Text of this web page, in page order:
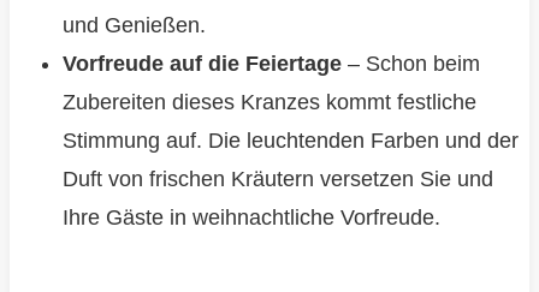
und Genießen.
Vorfreude auf die Feiertage– Schon beim
Zubereiten dieses Kranzes kommt festliche
Stimmung auf. Die leuchtenden Farben und der
Duft von frischen Kräutern versetzen Sie und
Ihre Gäste in weihnachtliche Vorfreude.